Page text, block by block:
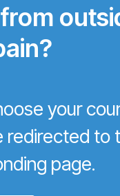
your
redirected to
page.